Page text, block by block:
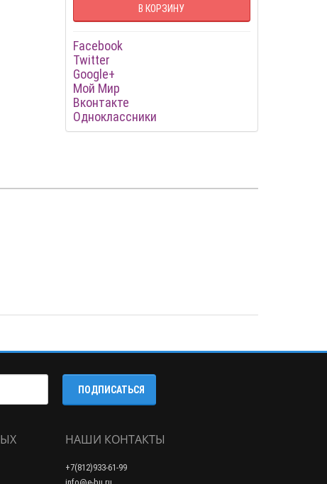
В КОРЗИНУ
Facebook
Twitter
Google+
Мой Мир
Вконтакте
Одноклассники
ПОДПИСАТЬСЯ
НАШИ КОНТАКТЫ
+7(812)933-61-99